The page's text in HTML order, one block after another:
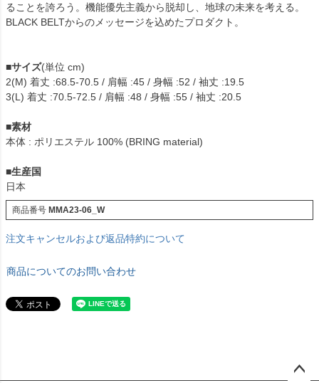
ることを誇ろう。機能優先主義から脱却し、地球の未来を考える。
BLACK BELTからのメッセージを込めたプロダクト。
■サイズ(単位 cm)
2(M) 着丈 :68.5-70.5 / 肩幅 :45 / 身幅 :52 / 袖丈 :19.5
3(L) 着丈 :70.5-72.5 / 肩幅 :48 / 身幅 :55 / 袖丈 :20.5
■素材
本体 : ポリエステル 100% (BRING material)
■生産国
日本
商品番号 MMA23-06_W
注文キャンセルおよび返品特約について
商品についてのお問い合わせ